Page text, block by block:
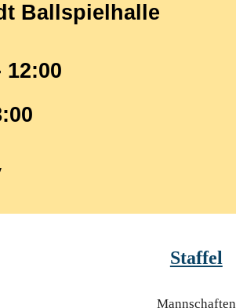
Ballspielhalle
12:00
Staffel
Mannschaften